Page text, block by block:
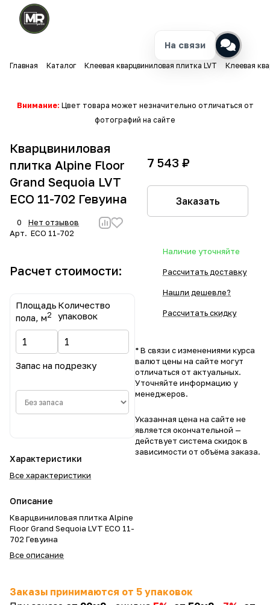
Главная Каталог Клеевая кварцвиниловая плитка LVT Клеевая
Внимание: Цвет товара может незначительно отличаться от
фотографий на сайте
Кварцвиниловая
плитка Alpine Floor
Grand Sequoia LVT
ECO 11-702 Гевуина
0
Нет отзывов
Арт. ECO 11-702
Расчет стоимости:
Площадь
пола, м2
Количество
упаковок
Запас на подрезку
Характеристики
Все характеристики
Описание
Кварцвиниловая плитка Alpine
Floor Grand Sequoia LVT ECO 11-
702 Гевуина
Все описание
7 543 ₽
Заказать
Наличие уточняйте
Рассчитать доставку
Нашли дешевле?
Рассчитать скидку
* В связи с изменениями курса
валют цены на сайте могут
отличаться от актуальных.
Уточняйте информацию у
менеджеров.
Указанная цена на сайте не
является окончательной —
действует система скидок в
зависимости от объёма заказа.
Заказы принимаются от 5 упаковок
На связи